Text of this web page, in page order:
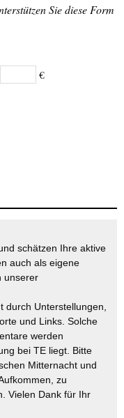
Sie diese Form
€
schätzen Ihre aktive
auch als eigene
unserer
durch Unterstellungen,
und Links. Solche
werden
bei TE liegt. Bitte
Mitternacht und
zu
Vielen Dank für Ihr